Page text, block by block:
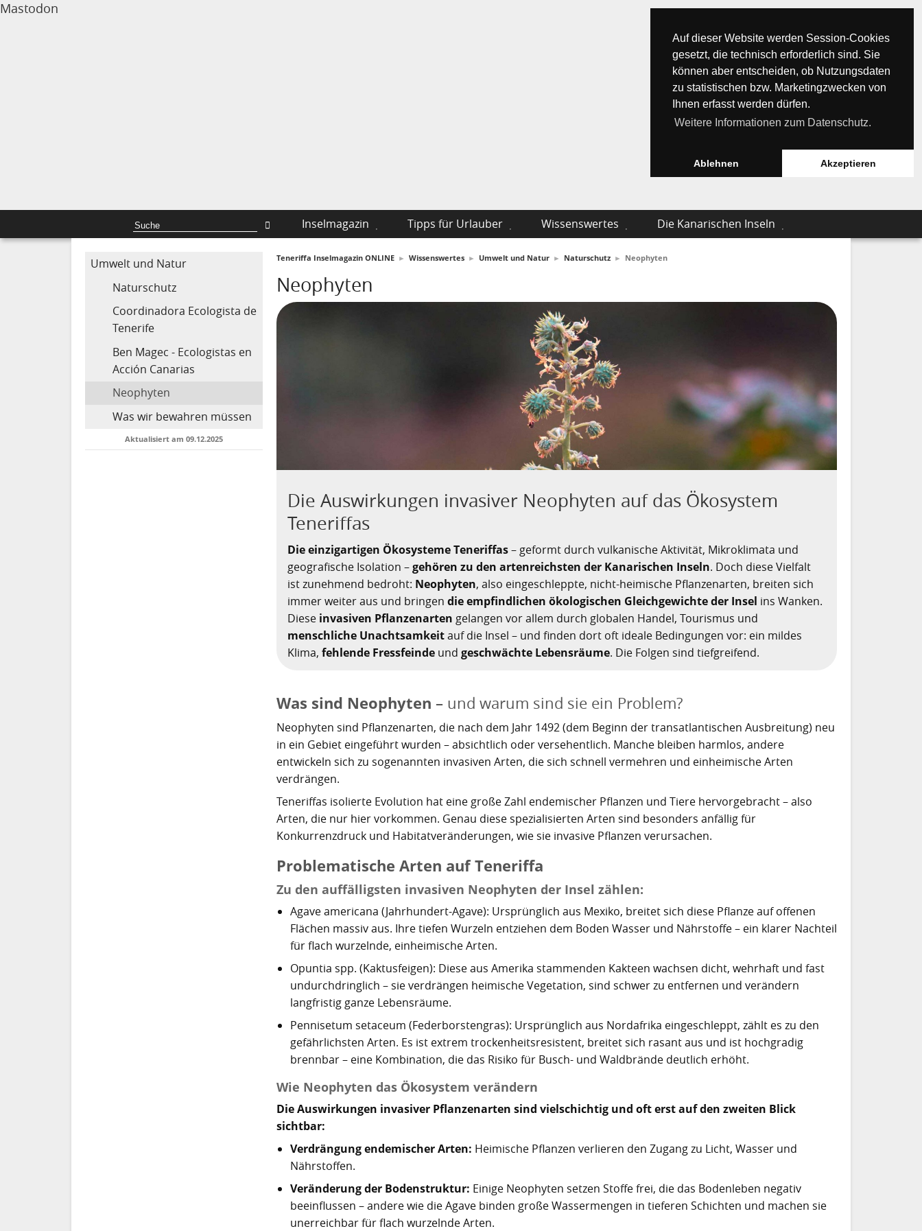
Auf dieser Website werden Session-Cookies
gesetzt, die technisch erforderlich sind. Sie
können aber entscheiden, ob Nutzungsdaten
zu statistischen bzw. Marketingzwecken von
Ihnen erfasst werden dürfen.
Weitere Informationen zum Datenschutz.
Ablehnen Akzeptieren
Mastodon
Inselmagazin Tipps für Urlauber Wissenswertes Die Kanarischen Inseln
Umwelt und Natur
Naturschutz
Coordinadora Ecologista de
Tenerife
Ben Magec - Ecologistas en
Acción Canarias
Neophyten
Was wir bewahren müssen
Aktualisiert am 09.12.2025
Teneriffa Inselmagazin ONLINE ► Wissenswertes ► Umwelt und Natur ► Naturschutz ► Neophyten
Neophyten
Die Auswirkungen invasiver Neophyten auf das Ökosystem
Teneriffas
Die einzigartigen Ökosysteme Teneriffas– geformt durch vulkanische Aktivität, Mikroklimata und
geografische Isolation –gehören zu den artenreichsten der Kanarischen Inseln. Doch diese Vielfalt
ist zunehmend bedroht: Neophyten, also eingeschleppte, nicht-heimische Pflanzenarten, breiten sich
immer weiter aus und bringendie empfindlichen ökologischen Gleichgewichte der Insel ins Wanken.
Diese invasiven Pflanzenarten gelangen vor allem durch globalen Handel, Tourismus und
menschliche Unachtsamkeitauf die Insel – und finden dort oft ideale Bedingungen vor: ein mildes
Klima,fehlende Fressfeinde undgeschwächte Lebensräume. Die Folgen sind tiefgreifend.
Was sind Neophyten – und warum sind sie ein Problem?
Neophyten sind Pflanzenarten, die nach dem Jahr 1492 (dem Beginn der transatlantischen Ausbreitung) neu
in ein Gebiet eingeführt wurden – absichtlich oder versehentlich. Manche bleiben harmlos, andere
entwickeln sich zu sogenannten invasiven Arten, die sich schnell vermehren und einheimische Arten
verdrängen.
Teneriffas isolierte Evolution hat eine große Zahl endemischer Pflanzen und Tiere hervorgebracht – also
Arten, die nur hier vorkommen. Genau diese spezialisierten Arten sind besonders anfällig für
Konkurrenzdruck und Habitatveränderungen, wie sie invasive Pflanzen verursachen.
Problematische Arten auf Teneriffa
Zu den auffälligsten invasiven Neophyten der Insel zählen:
Agave americana (Jahrhundert-Agave): Ursprünglich aus Mexiko, breitet sich diese Pflanze auf offenen
Flächen massiv aus. Ihre tiefen Wurzeln entziehen dem Boden Wasser und Nährstoffe – ein klarer Nachteil
für flach wurzelnde, einheimische Arten.
Opuntia spp. (Kaktusfeigen): Diese aus Amerika stammenden Kakteen wachsen dicht, wehrhaft und fast
undurchdringlich – sie verdrängen heimische Vegetation, sind schwer zu entfernen und verändern
langfristig ganze Lebensräume.
Pennisetum setaceum (Federborstengras): Ursprünglich aus Nordafrika eingeschleppt, zählt es zu den
gefährlichsten Arten. Es ist extrem trockenheitsresistent, breitet sich rasant aus und ist hochgradig
brennbar – eine Kombination, die das Risiko für Busch- und Waldbrände deutlich erhöht.
Wie Neophyten das Ökosystem verändern
Die Auswirkungen invasiver Pflanzenarten sind vielschichtig und oft erst auf den zweiten Blick
sichtbar:
Verdrängung endemischer Arten: Heimische Pflanzen verlieren den Zugang zu Licht, Wasser und
Nährstoffen.
Veränderung der Bodenstruktur: Einige Neophyten setzen Stoffe frei, die das Bodenleben negativ
beeinflussen – andere wie die Agave binden große Wassermengen in tieferen Schichten und machen sie
unerreichbar für flach wurzelnde Arten.